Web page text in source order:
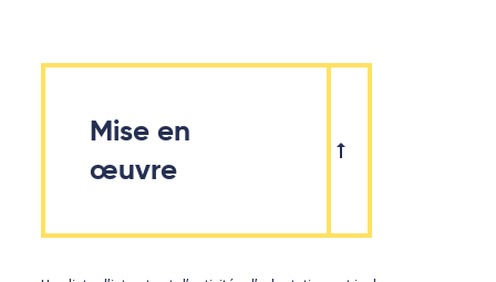
Mise en
œuvre